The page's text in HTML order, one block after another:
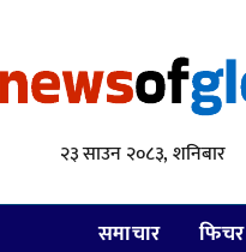
२३ साउन २०८३, शनिबार
समाचार फिचर